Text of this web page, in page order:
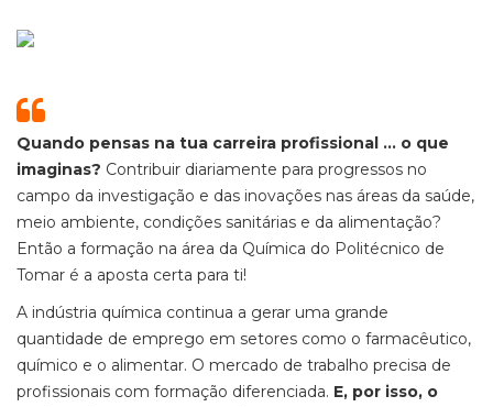
Quando pensas na tua carreira profissional … o que
imaginas? Contribuir diariamente para progressos no
campo da investigação e das inovações nas áreas da saúde,
meio ambiente, condições sanitárias e da alimentação?
Então a formação na área da Química do Politécnico de
Tomar é a aposta certa para ti!
A indústria química continua a gerar uma grande
quantidade de emprego em setores como o farmacêutico,
químico e o alimentar. O mercado de trabalho precisa de
profissionais com formação diferenciada. E, por isso, o